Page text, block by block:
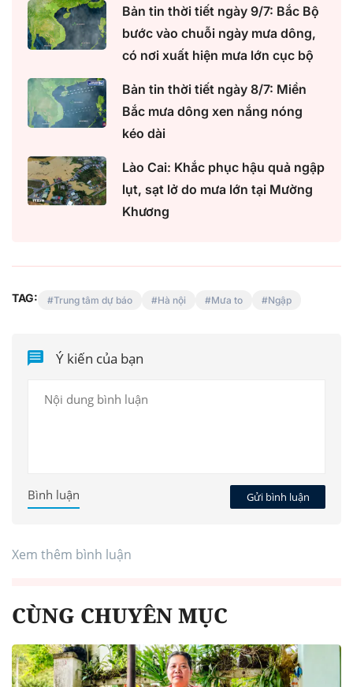
Bản tin thời tiết ngày 9/7: Bắc Bộ
bước vào chuỗi ngày mưa dông,
có nơi xuất hiện mưa lớn cục bộ
Bản tin thời tiết ngày 8/7: Miền
Bắc mưa dông xen nắng nóng
kéo dài
Lào Cai: Khắc phục hậu quả ngập
lụt, sạt lở do mưa lớn tại Mường
Khương
TAG: Trung tâm dự báo Hà nội Mưa to Ngập
Ý kiến của bạn
Gửi bình luận
Bình luận
Xem thêm bình luận
CÙNG CHUYÊN MỤC